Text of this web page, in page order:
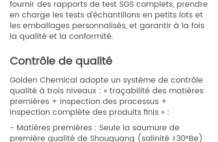
fournir des rapports de test SGS complets, prendre
en charge les tests d'échantillons en petits lots et
les emballages personnalisés, et garantir à la fois
la qualité et la conformité.
Contrôle de qualité
Golden Chemical adopte un système de contrôle
qualité à trois niveaux : « traçabilité des matières
premières + inspection des processus +
inspection complète des produits finis » :
- Matières premières : Seule la saumure de
première qualité de Shouguang (salinité ≥30°Be)